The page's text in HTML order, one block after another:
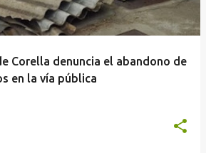
Corella denuncia el abandono de
en la vía pública